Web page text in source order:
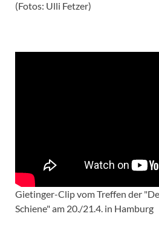
(Fotos: Ulli Fetzer)
Gietinger-Clip vom Treffen der
Schiene" am 20./21.4. in Hamburg